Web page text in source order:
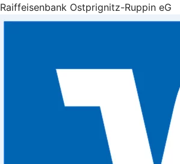
Raiffeisenbank Ostprignitz-Ruppin eG